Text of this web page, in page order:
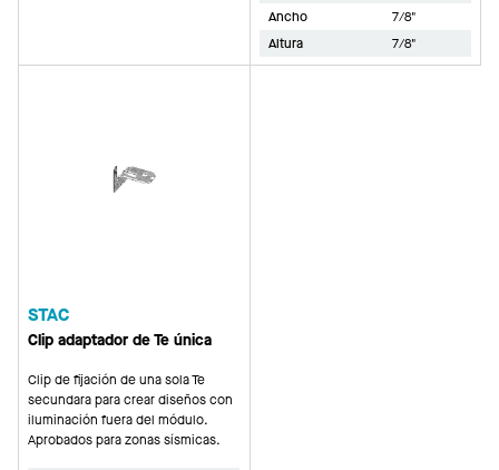
Ancho
7/8"
Altura
7/8"
STAC
Clip adaptador de Te única
Clip de fijación de una sola Te
secundara para crear diseños con
iluminación fuera del módulo.
Aprobados para zonas sísmicas.